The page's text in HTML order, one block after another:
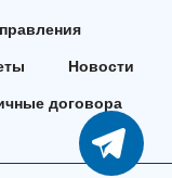
Новости
договора